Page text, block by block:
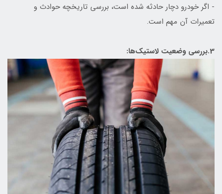
- اگر خودرو دچار حادثه شده است، بررسی تاریخچه حوادث و
تعمیرات آن مهم است.
3.بررسی وضعیت لاستیک‌ها: